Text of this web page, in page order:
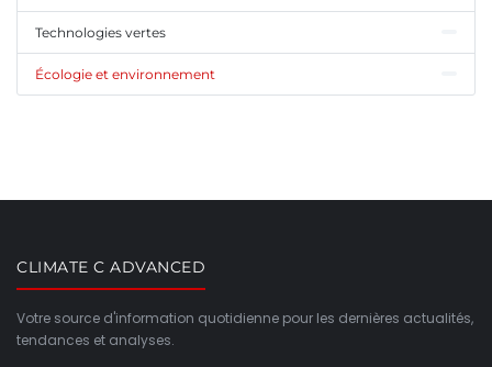
Technologies vertes
Écologie et environnement
CLIMATE C ADVANCED
Votre source d'information quotidienne pour les dernières actualités,
tendances et analyses.